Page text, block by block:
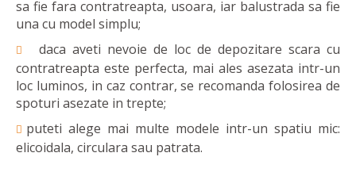
sa fie fara contratreapta, usoara, iar balustrada sa fie
una cu model simplu;
daca aveti nevoie de loc de depozitare scara cu
contratreapta este perfecta, mai ales asezata intr-un
loc luminos, in caz contrar, se recomanda folosirea de
spoturi asezate in trepte;
puteti alege mai multe modele intr-un spatiu mic:
elicoidala, circulara sau patrata.